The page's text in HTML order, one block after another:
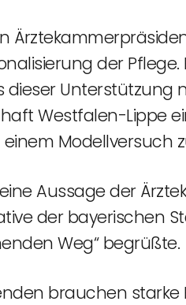
der
Unterstützung
Westfalen-Lippe
Modellversuch
Aussage der
der bayerischen
Weg“ begrüßte.
brauchen